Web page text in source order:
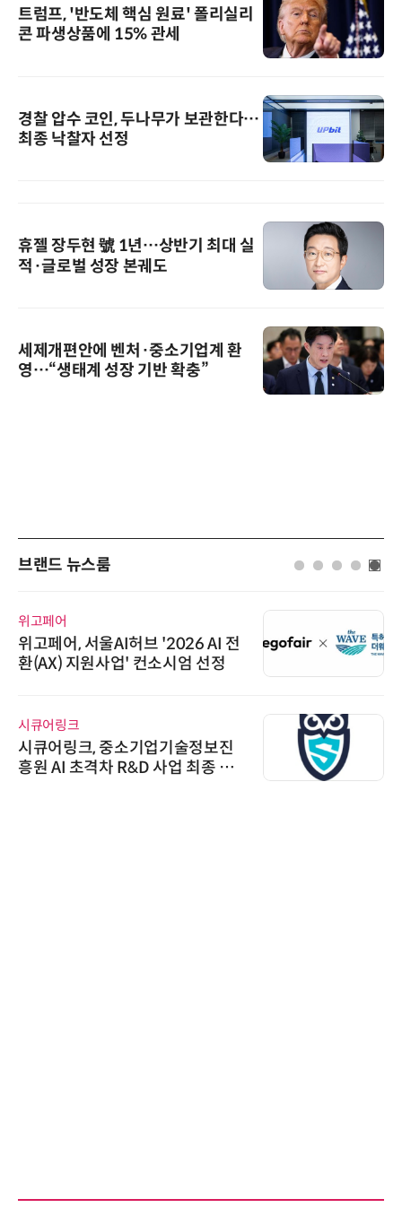
트럼프, '반도체 핵심 원료' 폴리실리
콘 파생상품에 15% 관세
경찰 압수 코인, 두나무가 보관한다…
최종 낙찰자 선정
휴젤 장두현 號 1년…상반기 최대 실
적·글로벌 성장 본궤도
세제개편안에 벤처·중소기업계 환
영…“생태계 성장 기반 확충”
브랜드 뉴스룸
위고페어
위고페어, 서울AI허브 '2026 AI 전
환(AX) 지원사업' 컨소시엄 선정
시큐어링크
시큐어링크, 중소기업기술정보진
흥원 AI 초격차 R&D 사업 최종 선